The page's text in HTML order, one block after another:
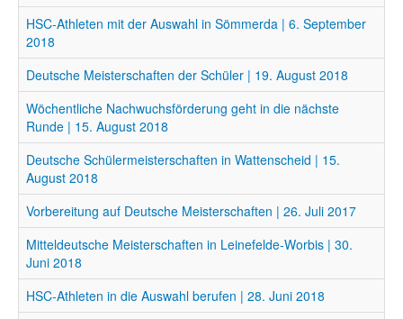
HSC-Athleten mit der Auswahl in Sömmerda | 6. September
2018
Deutsche Meisterschaften der Schüler | 19. August 2018
Wöchentliche Nachwuchsförderung geht in die nächste
Runde | 15. August 2018
Deutsche Schülermeisterschaften in Wattenscheid | 15.
August 2018
Vorbereitung auf Deutsche Meisterschaften | 26. Juli 2017
Mitteldeutsche Meisterschaften in Leinefelde-Worbis | 30.
Juni 2018
HSC-Athleten in die Auswahl berufen | 28. Juni 2018